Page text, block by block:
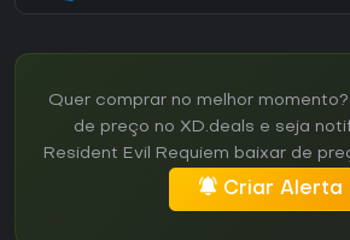
Quer comprar no melhor
de preço no XD.deals e seja
Resident Evil Requiem baixar de
Criar Alerta